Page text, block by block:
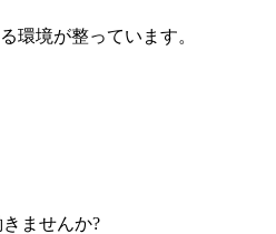
環境が整っています。
ませんか?